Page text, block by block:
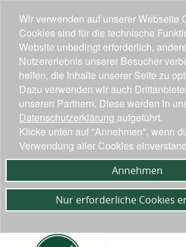
Wir verwenden auf unserer Webseite
Cookies sind für die technische
Website unbedingt erforderlich,
Nutzererlebnis unserer Besucher
helfen, die Inhalte unserer Seite zu
Dazu verwenden wir auch
unseren Partnern. Diese werden in
Datenschutzerklärung aufgeführt.
Klicke unten auf "Annehmen", wenn
Verwendung aller Cookies
Annehmen
Nur erforderliche Cookies